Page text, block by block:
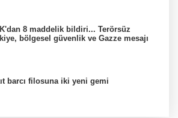
8 maddelik bildiri... Terörsüz
bölgesel güvenlik ve Gazze mesajı
barcı filosuna iki yeni gemi